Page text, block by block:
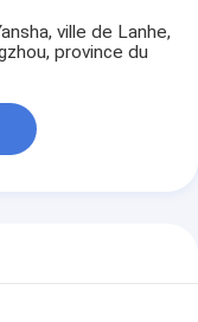
ville de Lanhe,
province du